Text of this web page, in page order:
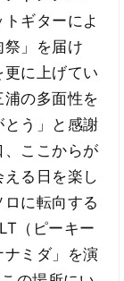
ギターによ
祭」を届け
に上げてい
の多面性を
とう」と感謝
、ここからが
る日を楽し
に転向する
（ピーキー
ナミダ」を演